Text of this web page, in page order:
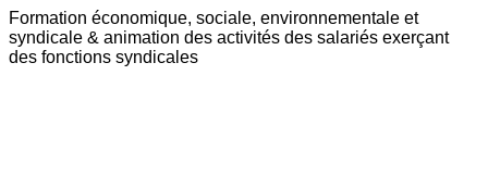
Formation économique, sociale, environnementale et
syndicale & animation des activités des salariés exerçant
des fonctions syndicales